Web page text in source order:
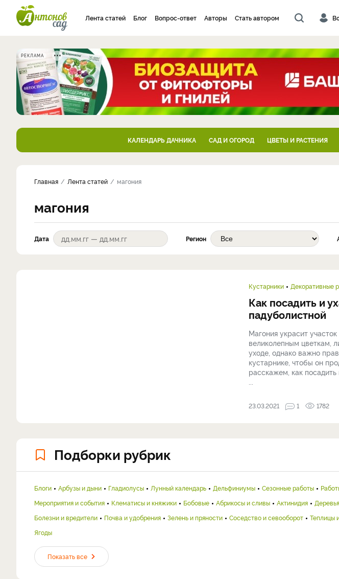
Лента статей Блог Вопрос-ответ Авторы Стать автором
РЕКЛАМА
КАЛЕНДАРЬ ДАЧНИКА САД И ОГОРОД ЦВЕТЫ И РАСТЕНИЯ
Главная Лента статей магония
магония
Дата Регион
Кустарники Декоративные
Как посадить и
падуболистной
Магония украсит
великолепным цветкам,
уходе, однако важно
кустарнике, чтобы он
расскажем, как
23.03.2021 1 1782
Подборки рубрик
Блоги Арбузы и дыни Гладиолусы Лунный календарь Дельфиниумы Сезонные работы
Мероприятия и события
Клематисы и княжики Бобовые Абрикосы и сливы Актинидия Деревья
Болезни и вредители
Почва и удобрения Зелень и пряности Соседство и севооборот Теплицы
Ягоды
Показать все